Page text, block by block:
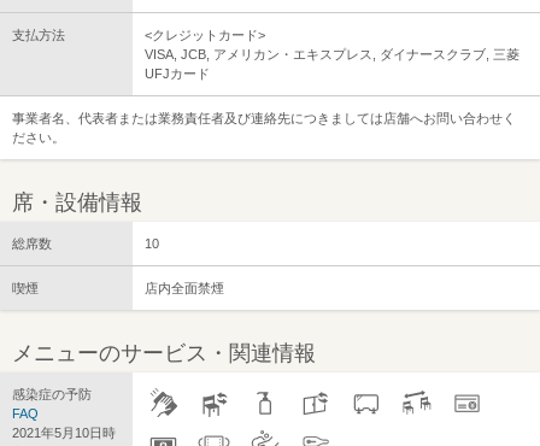
支払方法
<クレジットカード>
VISA, JCB, アメリカン・エキスプレス, ダイナースクラブ, 三菱
UFJカード
事業者名、代表者または業務責任者及び連絡先につきましては店舗へお問い合わせく
ださい。
席・設備情報
総席数 10
喫煙 店内全面禁煙
メニューのサービス・関連情報
感染症の予防
FAQ
2021年5月10日時